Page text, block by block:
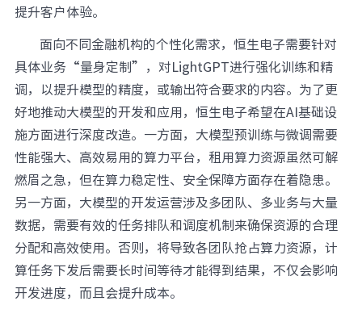
提升客户体验。
面向不同金融机构的个性化需求，恒生电子需要针对
具体业务“量身定制”，对LightGPT进行强化训练和精
调，以提升模型的精度，或输出符合要求的内容。为了更
好地推动大模型的开发和应用，恒生电子希望在AI基础设
施方面进行深度改造。一方面，大模型预训练与微调需要
性能强大、高效易用的算力平台，租用算力资源虽然可解
燃眉之急，但在算力稳定性、安全保障方面存在着隐患。
另一方面，大模型的开发运营涉及多团队、多业务与大量
数据，需要有效的任务排队和调度机制来确保资源的合理
分配和高效使用。否则，将导致各团队抢占算力资源，计
算任务下发后需要长时间等待才能得到结果，不仅会影响
开发进度，而且会提升成本。